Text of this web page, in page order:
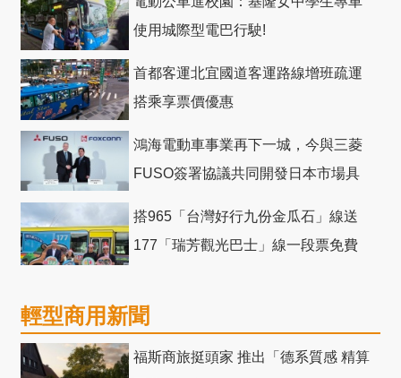
使用城際型電巴行駛!
首都客運北宜國道客運路線增班疏運
搭乘享票價優惠
鴻海電動車事業再下一城，今與三菱
FUSO簽署協議共同開發日本市場具
搭965「台灣好行九份金瓜石」線送
177「瑞芳觀光巴士」線一段票免費
輕型商用新聞
福斯商旅挺頭家 推出「德系質感 精算